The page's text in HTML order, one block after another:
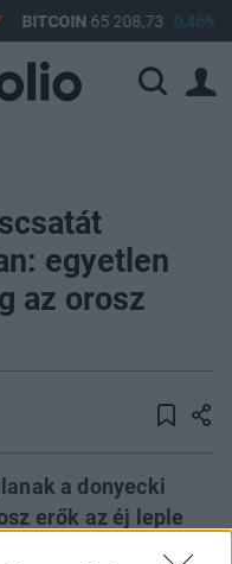
BITCOIN65 208,73 0,46%
egyetlen
az orosz
a donyecki
erők az éj leple